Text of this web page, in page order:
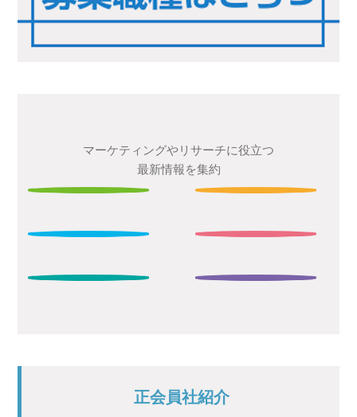
マーケティングやリサーチに役立つ
最新情報を集約
正会員社紹介